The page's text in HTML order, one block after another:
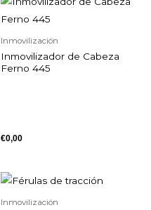
Inmovilización
Inmovilizador de Cabeza
Ferno 445
€0,00
Inmovilización